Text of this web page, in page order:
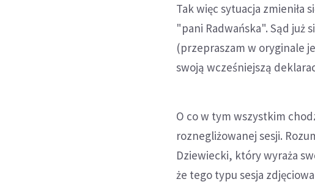
Tak więc sytuacja zmieniła
"pani Radwańska". Sąd już
(przepraszam w oryginale
swoją wcześniejszą
O co w tym wszystkim
roznegliżowanej sesji.
Dziewiecki, który wyraża
że tego typu sesja zdjęciowa